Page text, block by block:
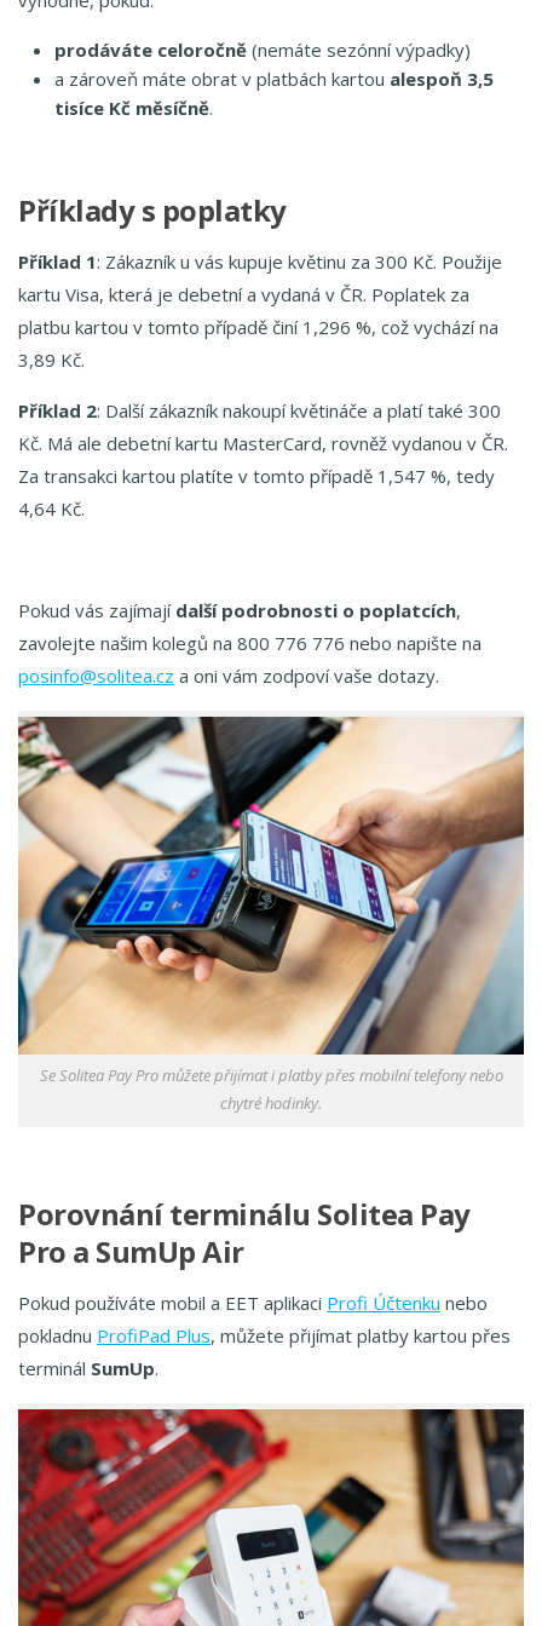
prodáváte celoročně (nemáte sezónní výpadky)
a zároveň máte obrat v platbách kartou alespoň 3,5
tisíce Kč měsíčně.
Příklady s poplatky
Příklad 1: Zákazník u vás kupuje květinu za 300 Kč. Použije
kartu Visa, která je debetní a vydaná v ČR. Poplatek za
platbu kartou v tomto případě činí 1,296 %, což vychází na
3,89 Kč.
Příklad 2: Další zákazník nakoupí květináče a platí také 300
Kč. Má ale debetní kartu MasterCard, rovněž vydanou v ČR.
Za transakci kartou platíte v tomto případě 1,547 %, tedy
4,64 Kč.
Pokud vás zajímají další podrobnosti o poplatcích,
zavolejte našim kolegů na 800 776 776 nebo napište na
posinfo@solitea.cz a oni vám zodpoví vaše dotazy.
Se Solitea Pay Pro můžete přijímat i platby přes mobilní telefony nebo
chytré hodinky.
Porovnání terminálu Solitea Pay
Pro a SumUp Air
Pokud používáte mobil a EET aplikaci Profi Účtenku nebo
pokladnu ProfiPad Plus, můžete přijímat platby kartou přes
terminál SumUp.